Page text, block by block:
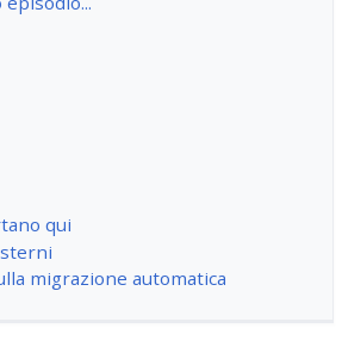
qui
migrazione automatica